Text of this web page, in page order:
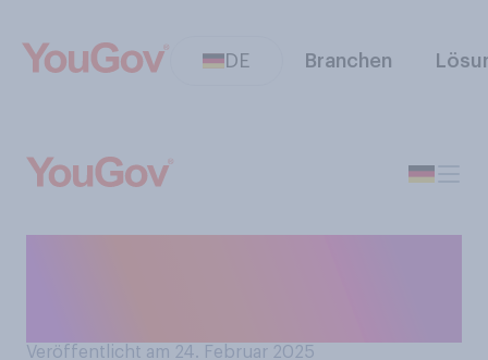
DE Branchen
Veröffentlicht am 24. Februar 2025